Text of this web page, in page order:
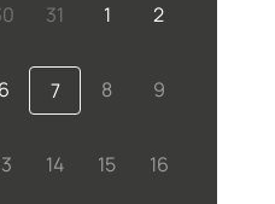
31 1 2
6 7 8 9
14 15 16